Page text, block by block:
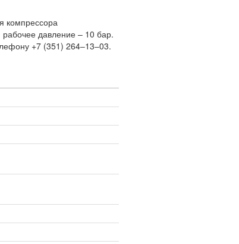
компрессора
давление – 10 бар.
+7 (351) 264‒13‒03.